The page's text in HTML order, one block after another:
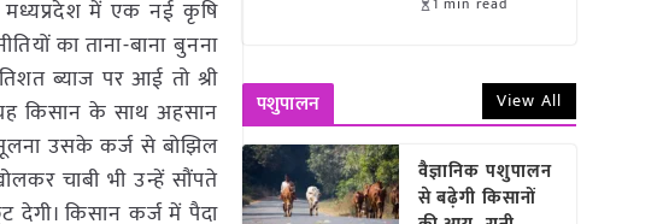
मध्यप्रदेश में एक नई कृषि
का ताना-बाना बुनना
ब्याज पर आई तो श्री
यह किसान के साथ अहसान
उसके कर्ज से बोझिल
चाबी भी उन्हें सौंपते
देगी। किसान कर्ज में पैदा
पशुपालन View All
वैज्ञानिक पशुपालन
से बढ़ेगी किसानों